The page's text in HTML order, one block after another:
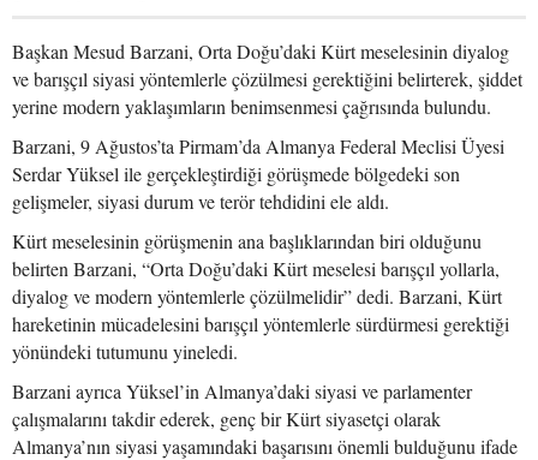
Başkan Mesud Barzani, Orta Doğu’daki Kürt meselesinin diyalog
ve barışçıl siyasi yöntemlerle çözülmesi gerektiğini belirterek, şiddet
yerine modern yaklaşımların benimsenmesi çağrısında bulundu.
Barzani, 9 Ağustos’ta Pirmam’da Almanya Federal Meclisi Üyesi
Serdar Yüksel ile gerçekleştirdiği görüşmede bölgedeki son
gelişmeler, siyasi durum ve terör tehdidini ele aldı.
Kürt meselesinin görüşmenin ana başlıklarından biri olduğunu
belirten Barzani, “Orta Doğu’daki Kürt meselesi barışçıl yollarla,
diyalog ve modern yöntemlerle çözülmelidir” dedi. Barzani, Kürt
hareketinin mücadelesini barışçıl yöntemlerle sürdürmesi gerektiği
yönündeki tutumunu yineledi.
Barzani ayrıca Yüksel’in Almanya’daki siyasi ve parlamenter
çalışmalarını takdir ederek, genç bir Kürt siyasetçi olarak
Almanya’nın siyasi yaşamındaki başarısını önemli bulduğunu ifade